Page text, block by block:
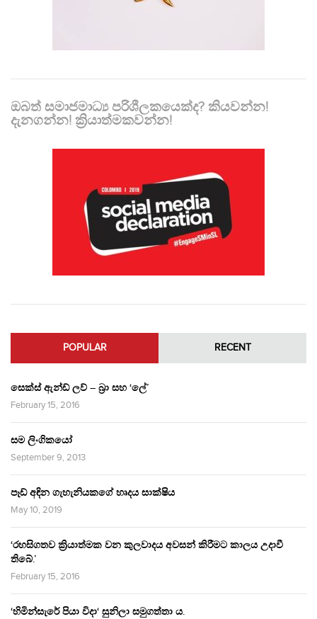
ඔබත් සමාජමාධ්‍ය පරිශීලකයෙක්ද? කියවන්න!
දැනගන්න! ක්‍රියාත්මකවන්න!
POPULAR RECENT
සෙක්ස් ඇන්ඩ් ලව් – බ්‍රා සහ ‘ලේ’
February 15, 2016
සම ලිංගිකයෝ
September 9, 2013
පෑඩ් අඳින ගැහැනියකගේ හෘදය සාක්ෂිය
May 10, 2019
‘රහසිගතව ක්‍රියාත්මක වන කුලවාදය අවසන් කිරීමට කාලය උදාවී
තිබේ.’
February 15, 2016
‘හිමින්සැරේ පියා විදා‘ සුනිලා සමුගත්තා ය.